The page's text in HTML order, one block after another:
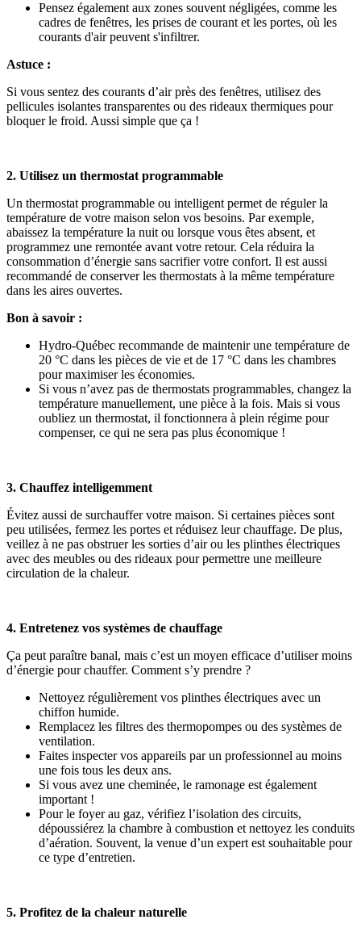
Pensez également aux zones souvent négligées, comme les
cadres de fenêtres, les prises de courant et les portes, où les
courants d'air peuvent s'infiltrer.
Astuce :
Si vous sentez des courants d’air près des fenêtres, utilisez des
pellicules isolantes transparentes ou des rideaux thermiques pour
bloquer le froid. Aussi simple que ça !
2. Utilisez un thermostat programmable
Un thermostat programmable ou intelligent permet de réguler la
température de votre maison selon vos besoins. Par exemple,
abaissez la température la nuit ou lorsque vous êtes absent, et
programmez une remontée avant votre retour. Cela réduira la
consommation d’énergie sans sacrifier votre confort. Il est aussi
recommandé de conserver les thermostats à la même température
dans les aires ouvertes.
Bon à savoir :
Hydro-Québec recommande de maintenir une température de
20 °C dans les pièces de vie et de 17 °C dans les chambres
pour maximiser les économies.
Si vous n’avez pas de thermostats programmables, changez la
température manuellement, une pièce à la fois. Mais si vous
oubliez un thermostat, il fonctionnera à plein régime pour
compenser, ce qui ne sera pas plus économique !
3. Chauffez intelligemment
Évitez aussi de surchauffer votre maison. Si certaines pièces sont
peu utilisées, fermez les portes et réduisez leur chauffage. De plus,
veillez à ne pas obstruer les sorties d’air ou les plinthes électriques
avec des meubles ou des rideaux pour permettre une meilleure
circulation de la chaleur.
4. Entretenez vos systèmes de chauffage
Ça peut paraître banal, mais c’est un moyen efficace d’utiliser moins
d’énergie pour chauffer. Comment s’y prendre ?
Nettoyez régulièrement vos plinthes électriques avec un
chiffon humide.
Remplacez les filtres des thermopompes ou des systèmes de
ventilation.
Faites inspecter vos appareils par un professionnel au moins
une fois tous les deux ans.
Si vous avez une cheminée, le ramonage est également
important !
Pour le foyer au gaz, vérifiez l’isolation des circuits,
dépoussiérez la chambre à combustion et nettoyez les conduits
d’aération. Souvent, la venue d’un expert est souhaitable pour
ce type d’entretien.
5. Profitez de la chaleur naturelle